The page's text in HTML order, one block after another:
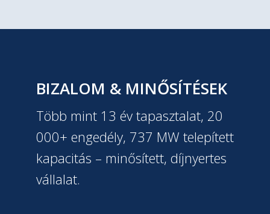
BIZALOM & MINŐSÍTÉSEK
Több mint 13 év tapasztalat, 20
000+ engedély, 737 MW telepített
kapacitás – minősített, díjnyertes
vállalat.